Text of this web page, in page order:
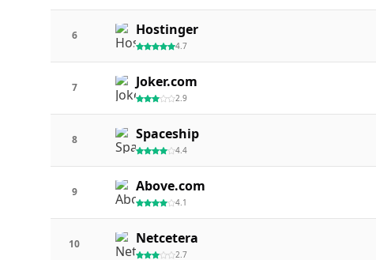
6 Hostinger
4.7
7 Joker.com
2.9
8 Spaceship
4.4
9 Above.com
4.1
10 Netcetera
2.7